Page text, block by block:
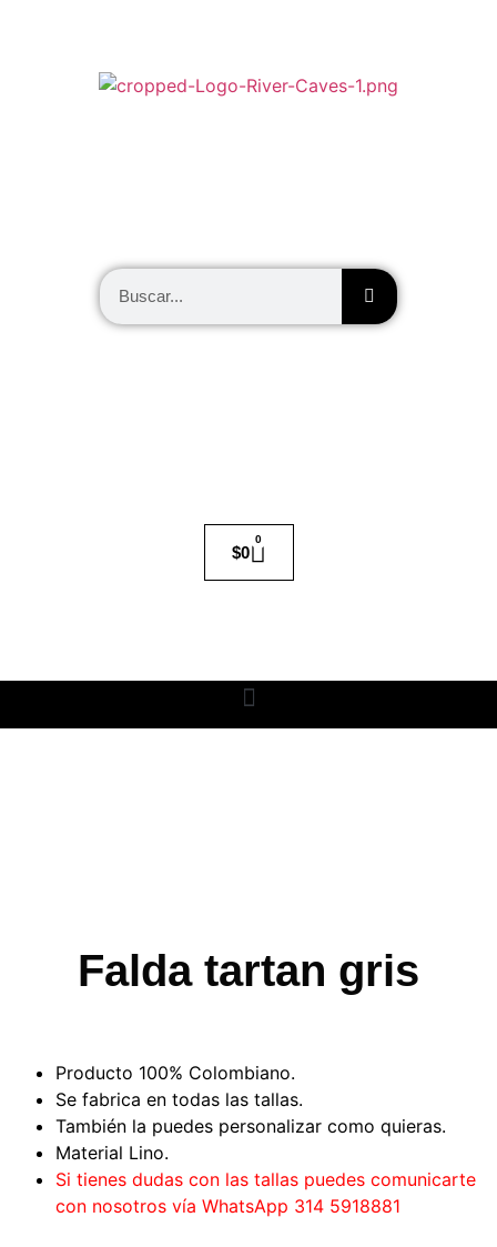
$0
0
Falda tartan gris
Producto 100% Colombiano.
Se fabrica en todas las tallas.
También la puedes personalizar como quieras.
Material Lino.
Si tienes dudas con las tallas puedes comunicarte
con nosotros vía WhatsApp 314 5918881